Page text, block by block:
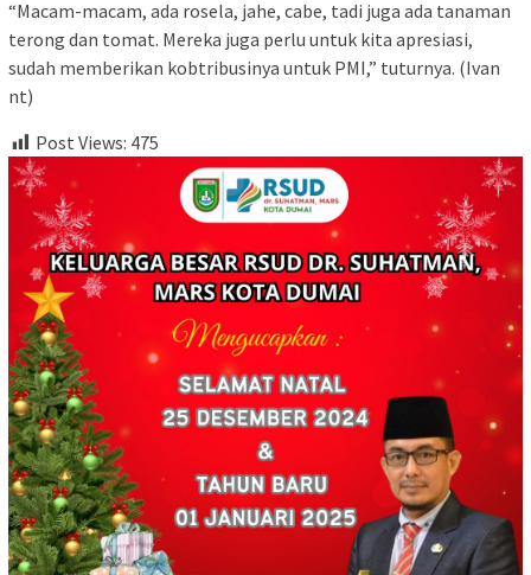
“Macam-macam, ada rosela, jahe, cabe, tadi juga ada tanaman
terong dan tomat. Mereka juga perlu untuk kita apresiasi,
sudah memberikan kobtribusinya untuk PMI,” tuturnya. (Ivan
nt)
Post Views: 475